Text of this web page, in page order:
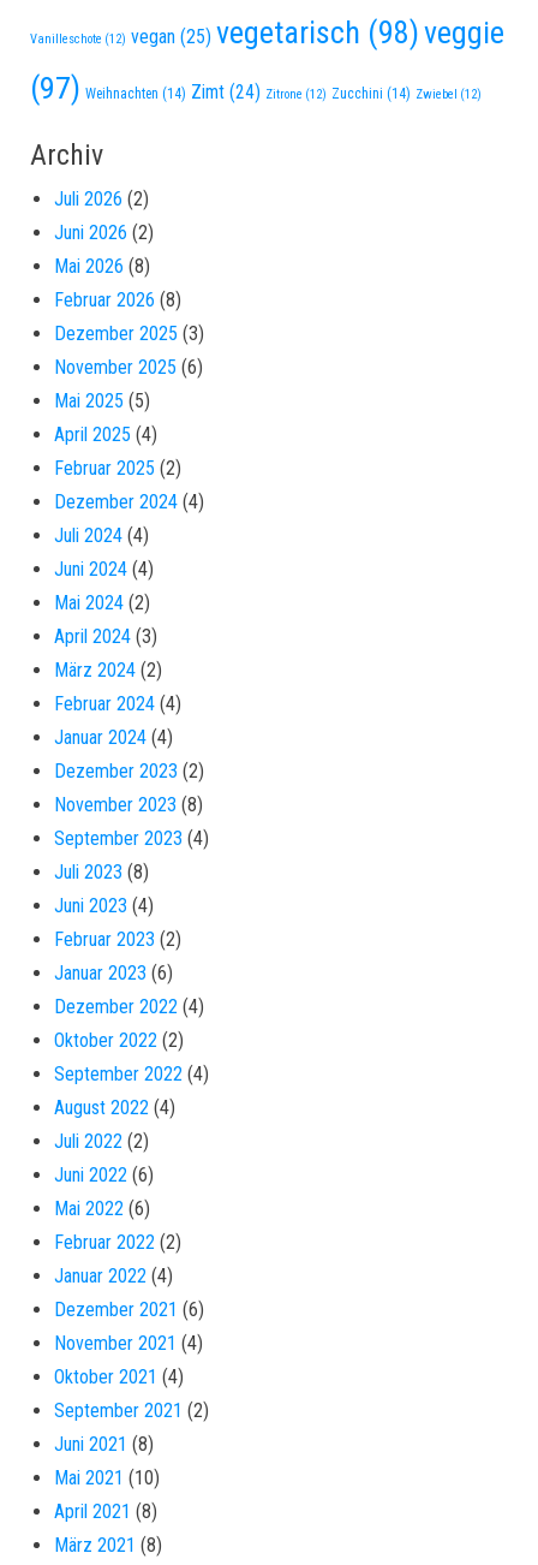
Vanilleschote (12) vegan (25) vegetarisch (98)veggie
(97) Weihnachten (14) Zimt (24) Zitrone (12) Zucchini (14) Zwiebel (12)
Archiv
Juli 2026 (2)
Juni 2026 (2)
Mai 2026 (8)
Februar 2026 (8)
Dezember 2025 (3)
November 2025 (6)
Mai 2025 (5)
April 2025 (4)
Februar 2025 (2)
Dezember 2024 (4)
Juli 2024 (4)
Juni 2024 (4)
Mai 2024 (2)
April 2024 (3)
März 2024 (2)
Februar 2024 (4)
Januar 2024 (4)
Dezember 2023 (2)
November 2023 (8)
September 2023 (4)
Juli 2023 (8)
Juni 2023 (4)
Februar 2023 (2)
Januar 2023 (6)
Dezember 2022 (4)
Oktober 2022 (2)
September 2022 (4)
August 2022 (4)
Juli 2022 (2)
Juni 2022 (6)
Mai 2022 (6)
Februar 2022 (2)
Januar 2022 (4)
Dezember 2021 (6)
November 2021 (4)
Oktober 2021 (4)
September 2021 (2)
Juni 2021 (8)
Mai 2021 (10)
April 2021 (8)
März 2021 (8)